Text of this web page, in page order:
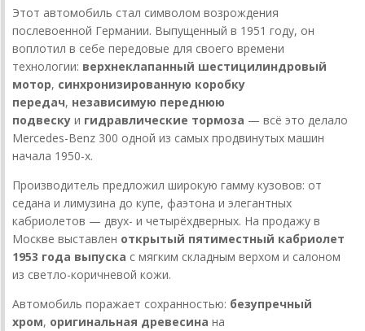
Этот автомобиль стал символом возрождения
послевоенной Германии. Выпущенный в 1951 году, он
воплотил в себе передовые для своего времени
технологии: верхнеклапанный шестицилиндровый
мотор, синхронизированную коробку
передач, независимую переднюю
подвеску и гидравлические тормоза — всё это делало
Mercedes-Benz 300 одной из самых продвинутых машин
начала 1950-х.
Производитель предложил широкую гамму кузовов: от
седана и лимузина до купе, фаэтона и элегантных
кабриолетов — двух- и четырёхдверных. На продажу в
Москве выставлен открытый пятиместный кабриолет
1953 года выпуска с мягким складным верхом и салоном
из светло-коричневой кожи.
Автомобиль поражает сохранностью: безупречный
хром, оригинальная древесина на